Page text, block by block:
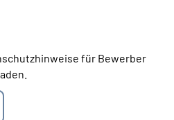
für Bewerber